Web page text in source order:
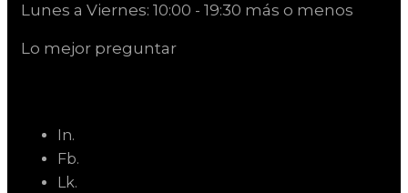
Lunes a Viernes: 10:00 - 19:30 más o menos
Lo mejor preguntar
In.
Fb.
Lk.